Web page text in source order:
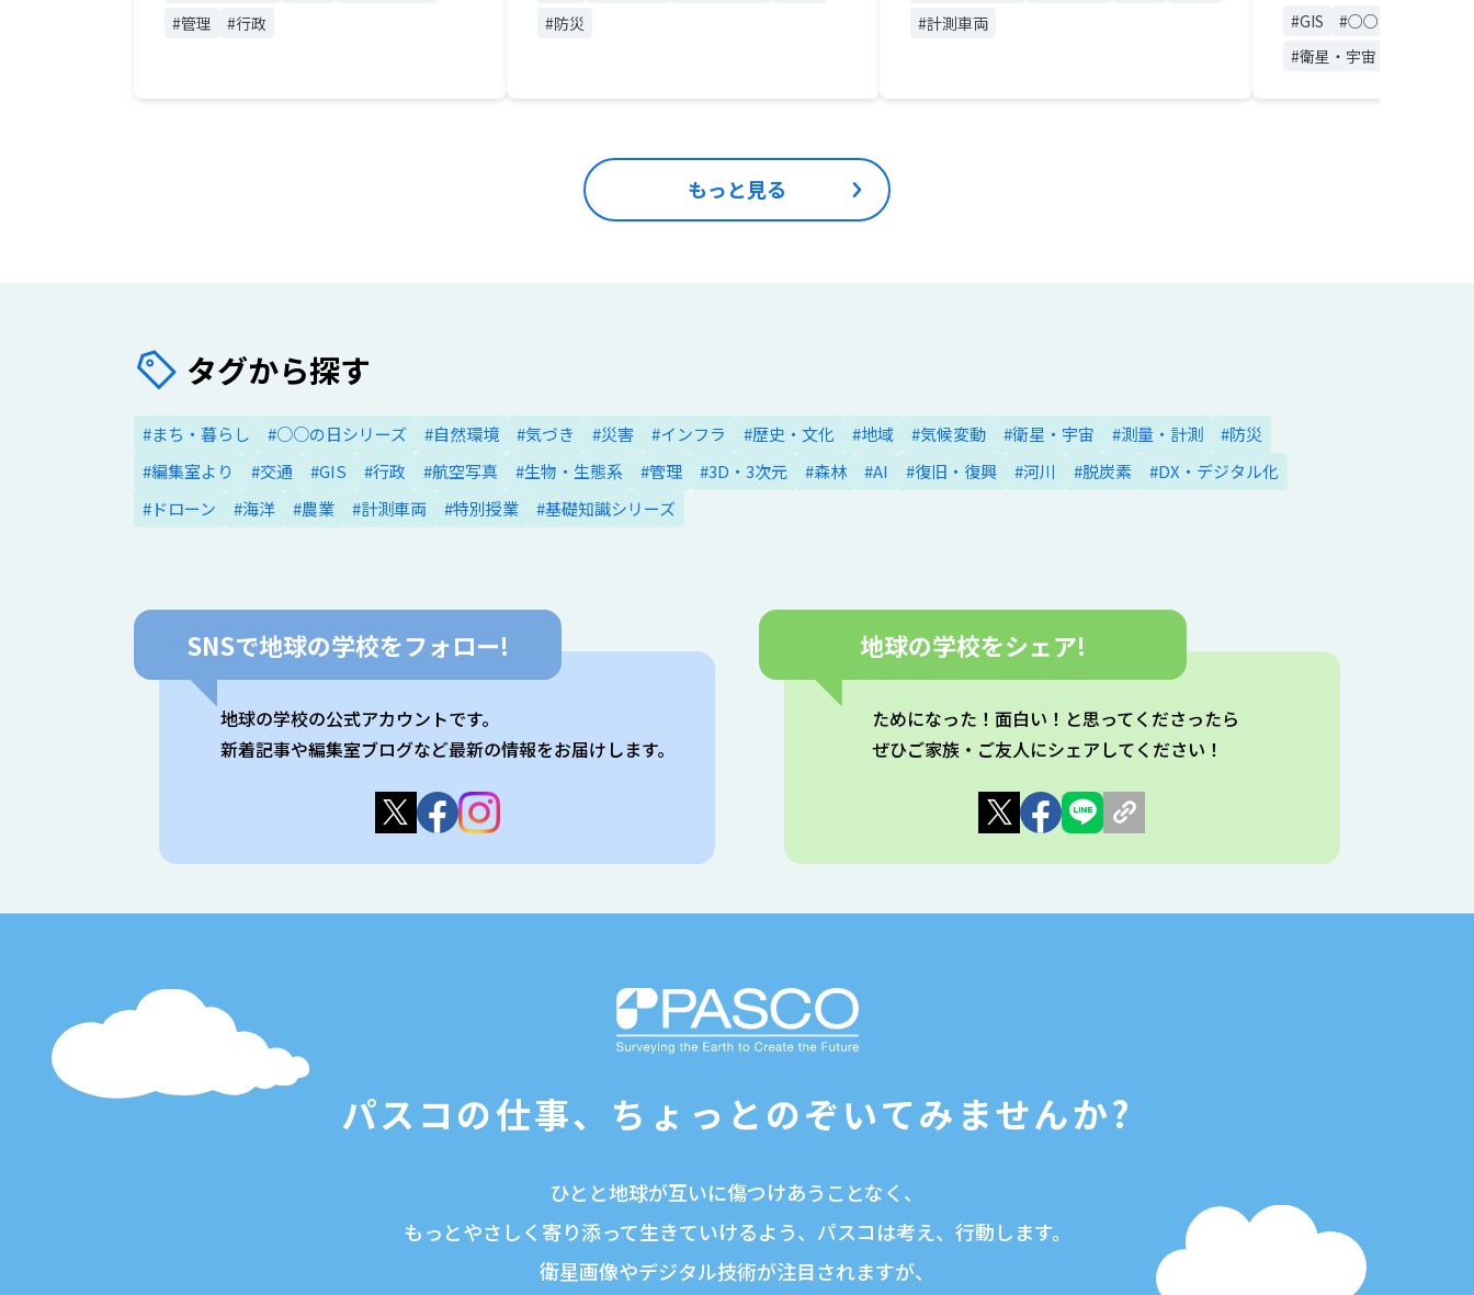
#管理
#行政
#防災
#計測車両
#GIS
#○○の日シリーズ
#衛星・宇宙
もっと見る
タグから探す
#まち・暮らし #○○の日シリーズ #自然環境 #気づき #災害 #インフラ #歴史・文化 #地域 #気候変動 #衛星・宇宙 #測量・計測
#防災
#編集室より
#交通 #GIS #行政 #航空写真 #生物・生態系 #管理 #3D・3次元 #森林 #AI #復旧・復興 #河川 #脱炭素
#DX・デジタル化
#ドローン
#海洋 #農業 #計測車両 #特別授業 #基礎知識シリーズ
SNSで地球の学校をフォロー!
地球の学校の公式アカウントです。
新着記事や編集室ブログなど最新の情報をお届けします。
地球の学校をシェア!
ためになった！⾯⽩い！と思ってくださったら
ぜひご家族・ご友⼈にシェアしてください！
パスコの仕事、 ちょっとのぞいてみませんか?
ひとと地球が互いに傷つけあうことなく、
もっとやさしく寄り添って生きていけるよう、パスコは考え、行動します。
衛星画像やデジタル技術が注目されますが、